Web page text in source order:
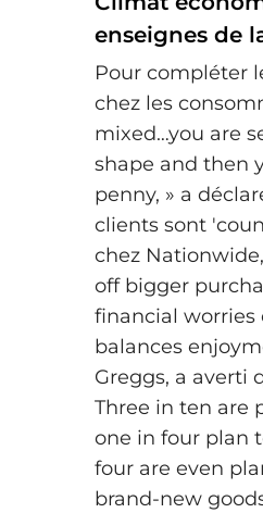
enseignes de
Pour compléter
chez les
mixed…you are
shape and then
penny, » a
clients sont
chez
off bigger
financial worries
balances
Greggs, a averti
Three in ten are
one in four plan
four are even
brand-new